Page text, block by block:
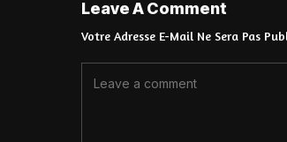
Leave A Comment
Votre Adresse E-Mail Ne Sera Pas